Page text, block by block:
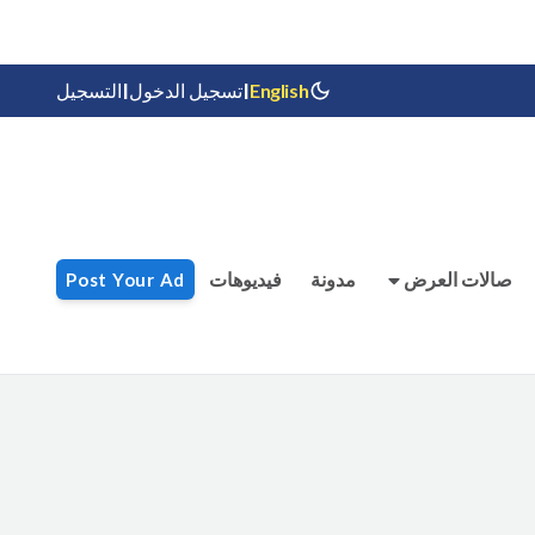
English
|تسجيل الدخول|التسجيل
صالات العرض مدونة فيديوهات Post Your Ad